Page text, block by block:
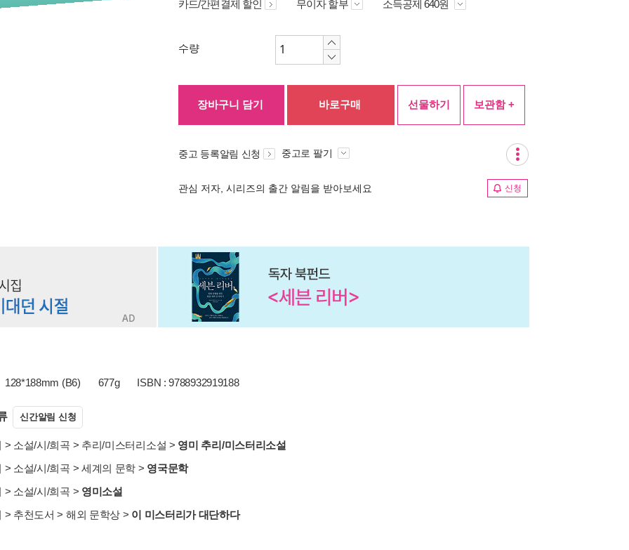
카드/간편결제 할인 무이자 할부 소득공제 640원
수량
장바구니 담기 바로구매 선물하기 보관함 +
중고 등록알림 신청 중고로 팔기
관심 저자, 시리즈의 출간 알림을 받아보세요 신청
128*188mm (B6) 677g ISBN : 9788932919188
신간알림 신청
> 소설/시/희곡 > 추리/미스터리소설 > 영미 추리/미스터리소설
> 소설/시/희곡 > 세계의 문학 > 영국문학
> 소설/시/희곡 > 영미소설
> 추천도서 > 해외 문학상 > 이 미스터리가 대단하다